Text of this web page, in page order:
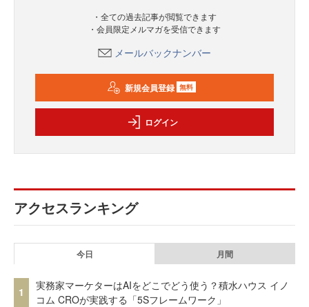
・全ての過去記事が閲覧できます
・会員限定メルマガを受信できます
メールバックナンバー
新規会員登録 無料
ログイン
アクセスランキング
今日 月間
1
実務家マーケターはAIをどこでどう使う？積水ハウス イノ
コム CROが実践する「5Sフレームワーク」